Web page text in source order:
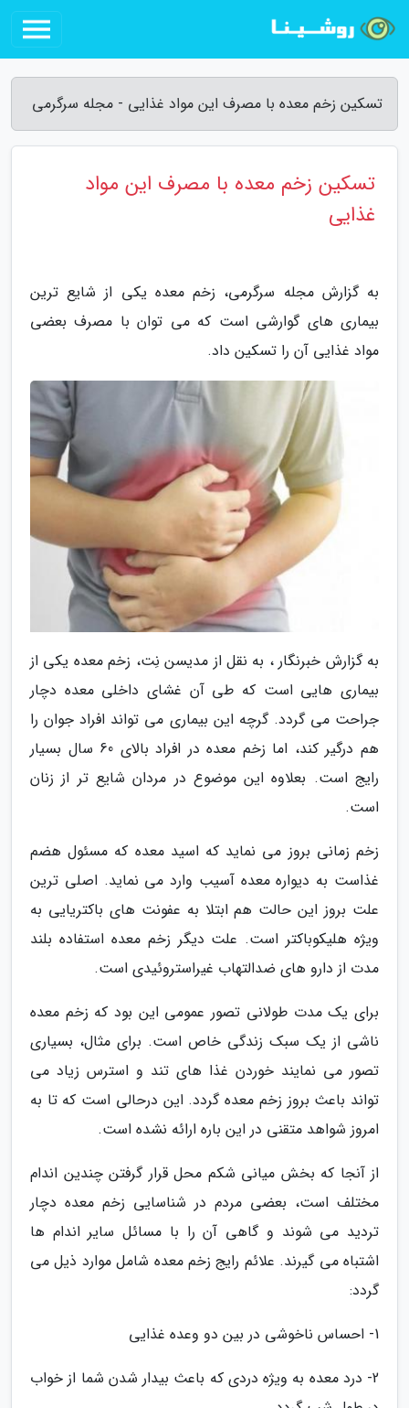
تسکین زخم معده با مصرف این مواد غذایی - مجله سرگرمی
تسکین زخم معده با مصرف این مواد
غذایی
به گزارش مجله سرگرمی، زخم معده یکی از شایع ترین
بیماری های گوارشی است که می توان با مصرف بعضی
مواد غذایی آن را تسکین داد.
به گزارش خبرنگار ، به نقل از مدیسن نِت، زخم معده یکی از
بیماری هایی است که طی آن غشای داخلی معده دچار
جراحت می گردد. گرچه این بیماری می تواند افراد جوان را
هم درگیر کند، اما زخم معده در افراد بالای 60 سال بسیار
رایج است. بعلاوه این موضوع در مردان شایع تر از زنان
است.
زخم زمانی بروز می نماید که اسید معده که مسئول هضم
غذاست به دیواره معده آسیب وارد می نماید. اصلی ترین
علت بروز این حالت هم ابتلا به عفونت های باکتریایی به
ویژه هلیکوباکتر است. علت دیگر زخم معده استفاده بلند
مدت از دارو های ضدالتهاب غیراستروئیدی است.
برای یک مدت طولانی تصور عمومی این بود که زخم معده
ناشی از یک سبک زندگی خاص است. برای مثال، بسیاری
تصور می نمایند خوردن غذا های تند و استرس زیاد می
تواند باعث بروز زخم معده گردد. این درحالی است که تا به
امروز شواهد متقنی در این باره ارائه نشده است.
از آنجا که بخش میانی شکم محل قرار گرفتن چندین اندام
مختلف است، بعضی مردم در شناسایی زخم معده دچار
تردید می شوند و گاهی آن را با مسائل سایر اندام ها
اشتباه می گیرند. علائم رایج زخم معده شامل موارد ذیل می
گردد:
1- احساس ناخوشی در بین دو وعده غذایی
2- درد معده به ویژه دردی که باعث بیدار شدن شما از خواب